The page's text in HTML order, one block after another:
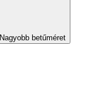
Nagyobb betűméret